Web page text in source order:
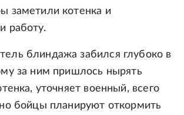
заметили котенка и
работу.
блиндажа забился глубоко в
за ним пришлось нырять
уточняет военный, всего
бойцы планируют откормить